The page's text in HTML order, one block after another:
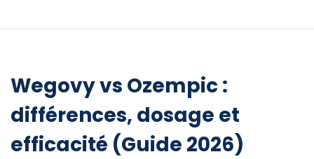
Wegovy vs Ozempic :
différences, dosage et
efficacité (Guide 2026)